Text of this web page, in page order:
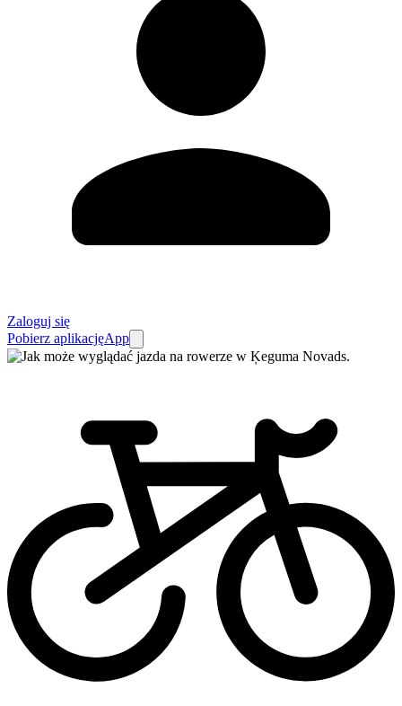
Zaloguj się
Pobierz aplikacjęApp